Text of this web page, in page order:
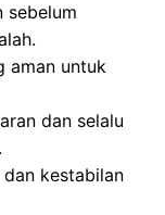
sebelum
aman untuk
dan selalu
kestabilan